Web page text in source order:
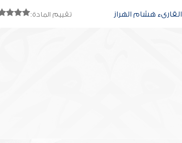
القارىء هشام الهراز تقييم المادة: